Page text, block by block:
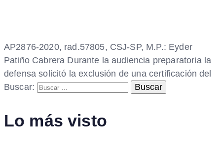
AP2876-2020, rad.57805, CSJ-SP, M.P.: Eyder
Patiño Cabrera Durante la audiencia preparatoria la
defensa solicitó la exclusión de una certificación del
Buscar:
Lo más visto